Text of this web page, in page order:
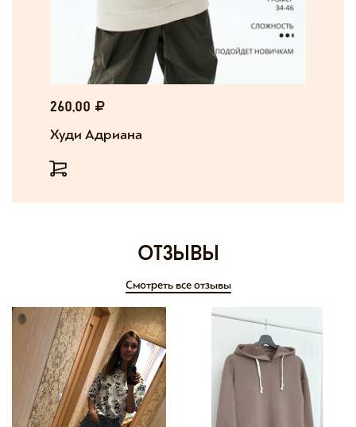
260,00
Худи Адриана
отзывы
Смотреть все отзывы